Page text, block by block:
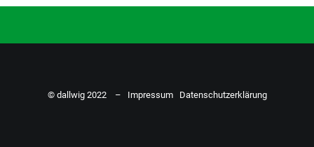
© dallwig 2022 – Impressum Datenschutzerklärung